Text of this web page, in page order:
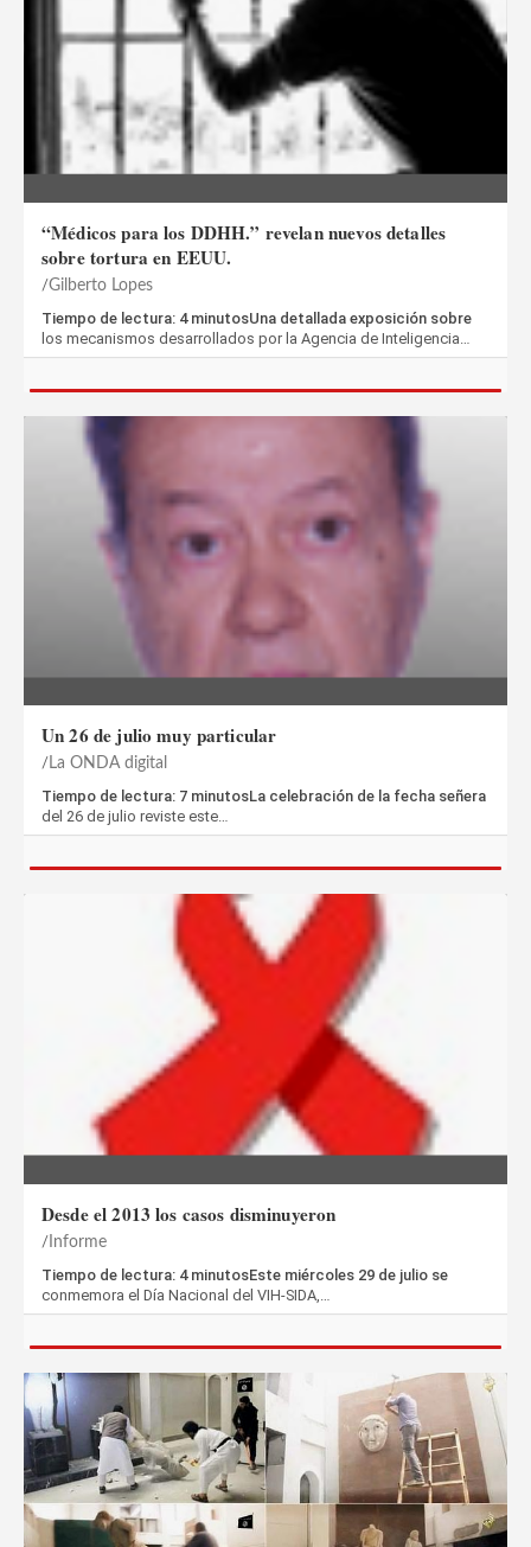
“Médicos para los DDHH.” revelan nuevos detalles
sobre tortura en EEUU.
Gilberto Lopes
Tiempo de lectura: 4 minutosUna detallada exposición sobre
los mecanismos desarrollados por la Agencia de Inteligencia…
Un 26 de julio muy particular
La ONDA digital
Tiempo de lectura: 7 minutosLa celebración de la fecha señera
del 26 de julio reviste este…
Desde el 2013 los casos disminuyeron
Informe
Tiempo de lectura: 4 minutosEste miércoles 29 de julio se
conmemora el Día Nacional del VIH-SIDA,…